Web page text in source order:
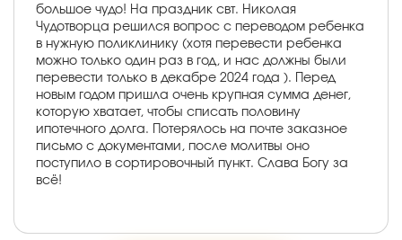
большое чудо! На праздник свт. Николая
Чудотворца решился вопрос с переводом ребенка
в нужную поликлинику (хотя перевести ребенка
можно только один раз в год, и нас должны были
перевести только в декабре 2024 года ). Перед
новым годом пришла очень крупная сумма денег,
которую хватает, чтобы списать половину
ипотечного долга. Потерялось на почте заказное
письмо с документами, после молитвы оно
поступило в сортировочный пункт. Слава Богу за
всё!